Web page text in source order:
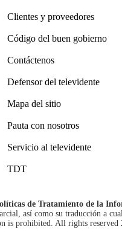
Clientes y proveedores
Código del buen gobierno
Contáctenos
Defensor del televidente
Mapa del sitio
Pauta con nosotros
Servicio al televidente
TDT
de Tratamiento de la
así como su traducción a
is prohibited. All rights reserved